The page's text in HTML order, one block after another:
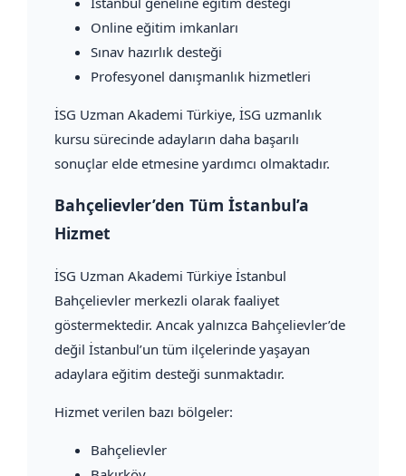
Online eğitim imkanları
Sınav hazırlık desteği
Profesyonel danışmanlık hizmetleri
İSG Uzman Akademi Türkiye, İSG uzmanlık
kursu sürecinde adayların daha başarılı
sonuçlar elde etmesine yardımcı olmaktadır.
Bahçelievler’den Tüm İstanbul’a
Hizmet
İSG Uzman Akademi Türkiye İstanbul
Bahçelievler merkezli olarak faaliyet
göstermektedir. Ancak yalnızca Bahçelievler’de
değil İstanbul’un tüm ilçelerinde yaşayan
adaylara eğitim desteği sunmaktadır.
Hizmet verilen bazı bölgeler:
Bahçelievler